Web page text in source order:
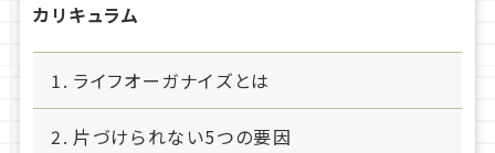
カリキュラム
ライフオーガナイズとは
片づけられない5つの要因